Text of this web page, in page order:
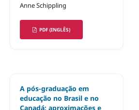
Anne Schippling
PDF (INGLÊS)
A pós-graduação em
educação no Brasil e no
Canadá: aproximações e